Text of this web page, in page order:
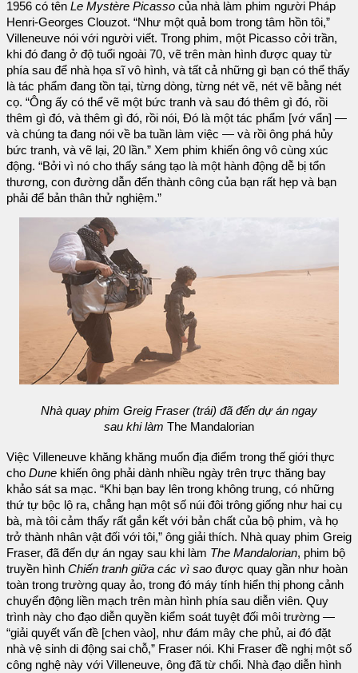
1956 có tên Le Mystère Picasso của nhà làm phim người Pháp
Henri-Georges Clouzot. “Như một quả bom trong tâm hồn tôi,”
Villeneuve nói với người viết. Trong phim, một Picasso cởi trần,
khi đó đang ở độ tuổi ngoài 70, vẽ trên màn hình được quay từ
phía sau để nhà họa sĩ vô hình, và tất cả những gì bạn có thể thấy
là tác phẩm đang tồn tại, từng dòng, từng nét vẽ, nét vẽ bằng nét
cọ. “Ông ấy có thể vẽ một bức tranh và sau đó thêm gì đó, rồi
thêm gì đó, và thêm gì đó, rồi nói, Đó là một tác phẩm [vớ vẩn] —
và chúng ta đang nói về ba tuần làm việc — và rồi ông phá hủy
bức tranh, và vẽ lại, 20 lần.” Xem phim khiến ông vô cùng xúc
động. “Bởi vì nó cho thấy sáng tạo là một hành động dễ bị tổn
thương, con đường dẫn đến thành công của bạn rất hẹp và bạn
phải để bản thân thử nghiệm.”
Nhà quay phim Greig Fraser (trái) đã đến dự án ngay
sau khi làm The Mandalorian
Việc Villeneuve khăng khăng muốn địa điểm trong thế giới thực
cho Dune khiến ông phải dành nhiều ngày trên trực thăng bay
khảo sát sa mạc. “Khi bạn bay lên trong không trung, có những
thứ tự bộc lộ ra, chẳng hạn một số núi đôi trông giống như hai cụ
bà, mà tôi cảm thấy rất gắn kết với bản chất của bộ phim, và họ
trở thành nhân vật đối với tôi,” ông giải thích. Nhà quay phim Greig
Fraser, đã đến dự án ngay sau khi làm The Mandalorian, phim bộ
truyền hình Chiến tranh giữa các vì sao được quay gần như hoàn
toàn trong trường quay ảo, trong đó máy tính hiển thị phong cảnh
chuyển động liền mạch trên màn hình phía sau diễn viên. Quy
trình này cho đạo diễn quyền kiểm soát tuyệt đối môi trường —
“giải quyết vấn đề [chen vào], như đám mây che phủ, ai đó đặt
nhà vệ sinh di động sai chỗ,” Fraser nói. Khi Fraser đề nghị một số
công nghệ này với Villeneuve, ông đã từ chối. Nhà đạo diễn hình